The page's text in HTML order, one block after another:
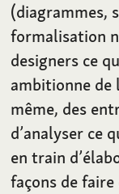
(diagrammes,
formalisation
designers ce
ambitionne de
même, des
d’analyser ce
en train
façons de